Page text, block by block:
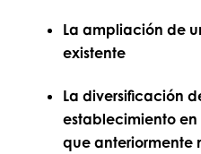
La ampliación de
existente
La diversificación
establecimiento en
que anteriormente